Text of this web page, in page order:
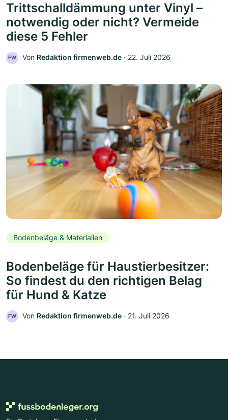
Trittschalldämmung unter Vinyl –
notwendig oder nicht? Vermeide
diese 5 Fehler
FW Von Redaktion firmenweb.de ‧ 22. Juli 2026
Bodenbeläge & Materialien
Bodenbeläge für Haustierbesitzer:
So findest du den richtigen Belag
für Hund & Katze
FW Von Redaktion firmenweb.de ‧ 21. Juli 2026